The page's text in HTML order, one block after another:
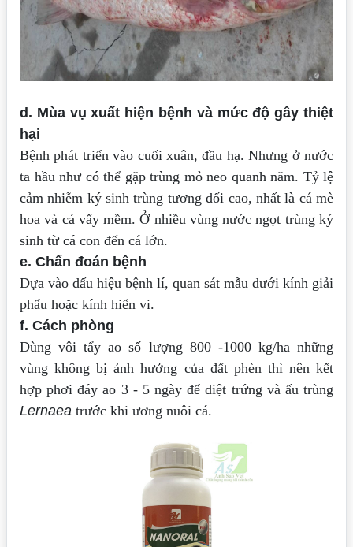
d. Mùa vụ xuất hiện bệnh và mức độ gây thiệt
hại
Bệnh phát triển vào cuối xuân, đầu hạ. Nhưng ở nước
ta hầu như có thể gặp trùng mỏ neo quanh năm. Tỷ lệ
cảm nhiễm ký sinh trùng tương đối cao, nhất là cá mè
hoa và cá vẩy mềm. Ở nhiều vùng nước ngọt trùng ký
sinh từ cá con đến cá lớn.
e. Chẩn đoán bệnh
Dựa vào dấu hiệu bệnh lí, quan sát mẫu dưới kính giải
phẩu hoặc kính hiển vi.
f. Cách phòng
Dùng vôi tẩy ao số lượng 800 -1000 kg/ha những
vùng không bị ảnh hưởng của đất phèn thì nên kết
hợp phơi đáy ao 3 - 5 ngày để diệt trứng và ấu trùng
Lernaea trước khi ương nuôi cá.